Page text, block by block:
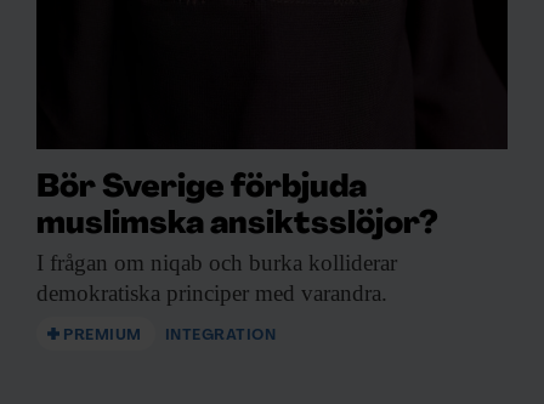
Bör Sverige förbjuda
muslimska ansiktsslöjor?
I frågan om niqab och burka kolliderar
demokratiska principer med varandra.
PREMIUM INTEGRATION